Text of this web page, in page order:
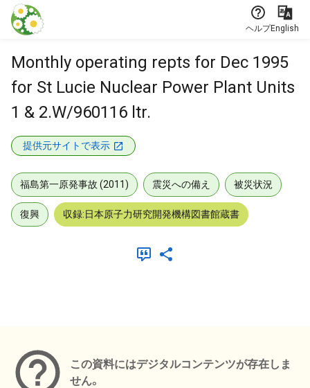
本文に飛ぶ
ヘルプEnglish
Monthly operating repts for Dec 1995
for St Lucie Nuclear Power Plant Units
1 & 2.W/960116 ltr.
提供元サイトで表示
福島第一原発事故 (2011) 震災への備え 被災状況
復興 収録:日本原子力研究開発機構図書館蔵書
この資料にはデジタルコンテンツが存在しま
せん。